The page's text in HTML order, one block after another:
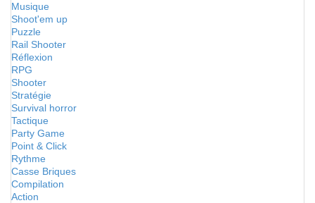
Musique
Shoot'em up
Puzzle
Rail Shooter
Réflexion
RPG
Shooter
Stratégie
Survival horror
Tactique
Party Game
Point & Click
Rythme
Casse Briques
Compilation
Action